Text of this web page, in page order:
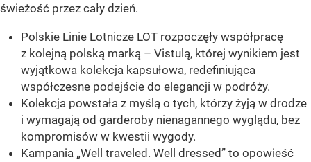
świeżość przez cały dzień.
Polskie Linie Lotnicze LOT rozpoczęły współpracę
z kolejną polską marką – Vistulą, której wynikiem jest
wyjątkowa kolekcja kapsułowa, redefiniująca
współczesne podejście do elegancji w podróży.
Kolekcja powstała z myślą o tych, którzy żyją w drodze
i wymagają od garderoby nienagannego wyglądu, bez
kompromisów w kwestii wygody.
Kampania „Well traveled. Well dressed” to opowieść